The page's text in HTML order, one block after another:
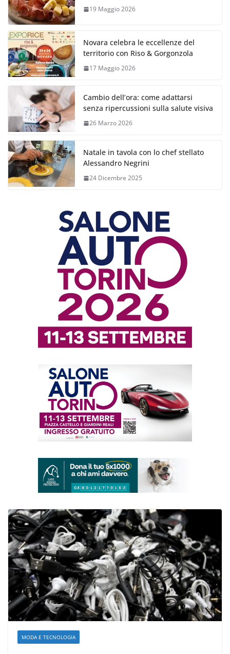
19 Maggio 2026
Novara celebra le eccellenze del
territorio con Riso & Gorgonzola
17 Maggio 2026
Cambio dell’ora: come adattarsi
senza ripercussioni sulla salute visiva
26 Marzo 2026
Natale in tavola con lo chef stellato
Alessandro Negrini
24 Dicembre 2025
MODA E TECNOLOGIA